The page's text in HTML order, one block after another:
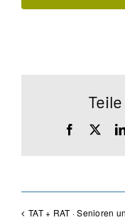
Facebook
TAT + RAT · Senioren